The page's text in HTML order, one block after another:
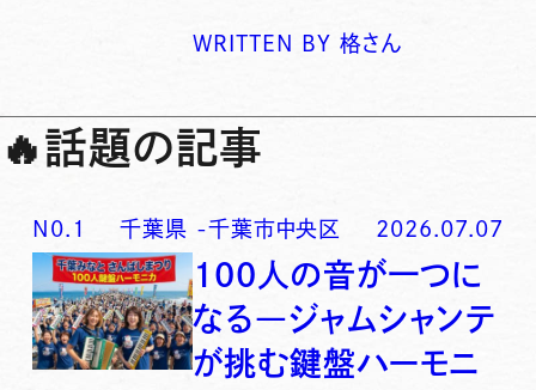
WRITTEN BY 格さん
🔥話題の記事
N0. 1 千葉県 -千葉市中央区 2026.07.07
100人の音が一つに
なる―ジャムシャンテ
が挑む鍵盤ハーモニ